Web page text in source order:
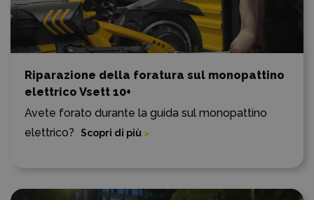
Riparazione della foratura sul monopattino
elettrico Vsett 10+
Avete forato durante la guida sul monopattino
elettrico?
Scopri di più